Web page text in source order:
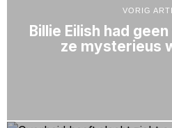
VORIG
Billie Eilish had
ze mysterieus